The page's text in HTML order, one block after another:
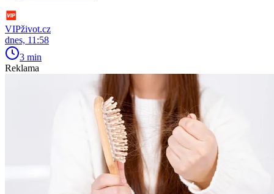
VIPživot.cz
dnes, 11:58
3 min
Reklama